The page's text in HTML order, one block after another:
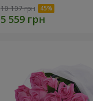
10 107 грн